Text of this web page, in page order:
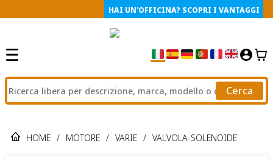
HAI UN'OFFICINA? SCOPRI I VANTAGGI
Cerca
HOME / MOTORE / VARIE / VALVOLA-SOLENOIDE